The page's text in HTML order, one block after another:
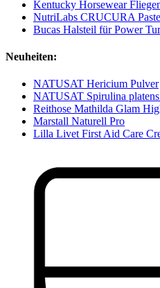
Kentucky Horsewear
NutriLabs CRUCURA
Bucas Halsteil für Power
Neuheiten:
NATUSAT Hericium Pulver
NATUSAT Spirulina
Reithose Mathilda Glam
Marstall Naturell Pro
Lilla Livet First Aid Care